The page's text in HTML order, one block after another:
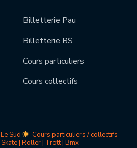
Billetterie Pau
Billetterie BS
Cours particuliers
Cours collectifs
Le Sud
Cours particuliers / collectifs -
Skate | Roller | Trott | Bmx